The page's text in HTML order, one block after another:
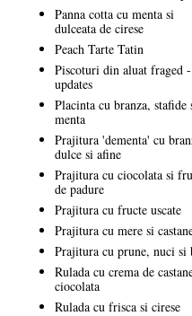
Panna cotta cu menta si
dulceata de cirese
Peach Tarte Tatin
Piscoturi din aluat fraged
updates
Placinta cu branza, stafide
menta
Prajitura 'dementa' cu
dulce si afine
Prajitura cu ciocolata si
de padure
Prajitura cu fructe uscate
Prajitura cu mere si
Prajitura cu prune, nuci si
Rulada cu crema de
ciocolata
Rulada cu frisca si cirese